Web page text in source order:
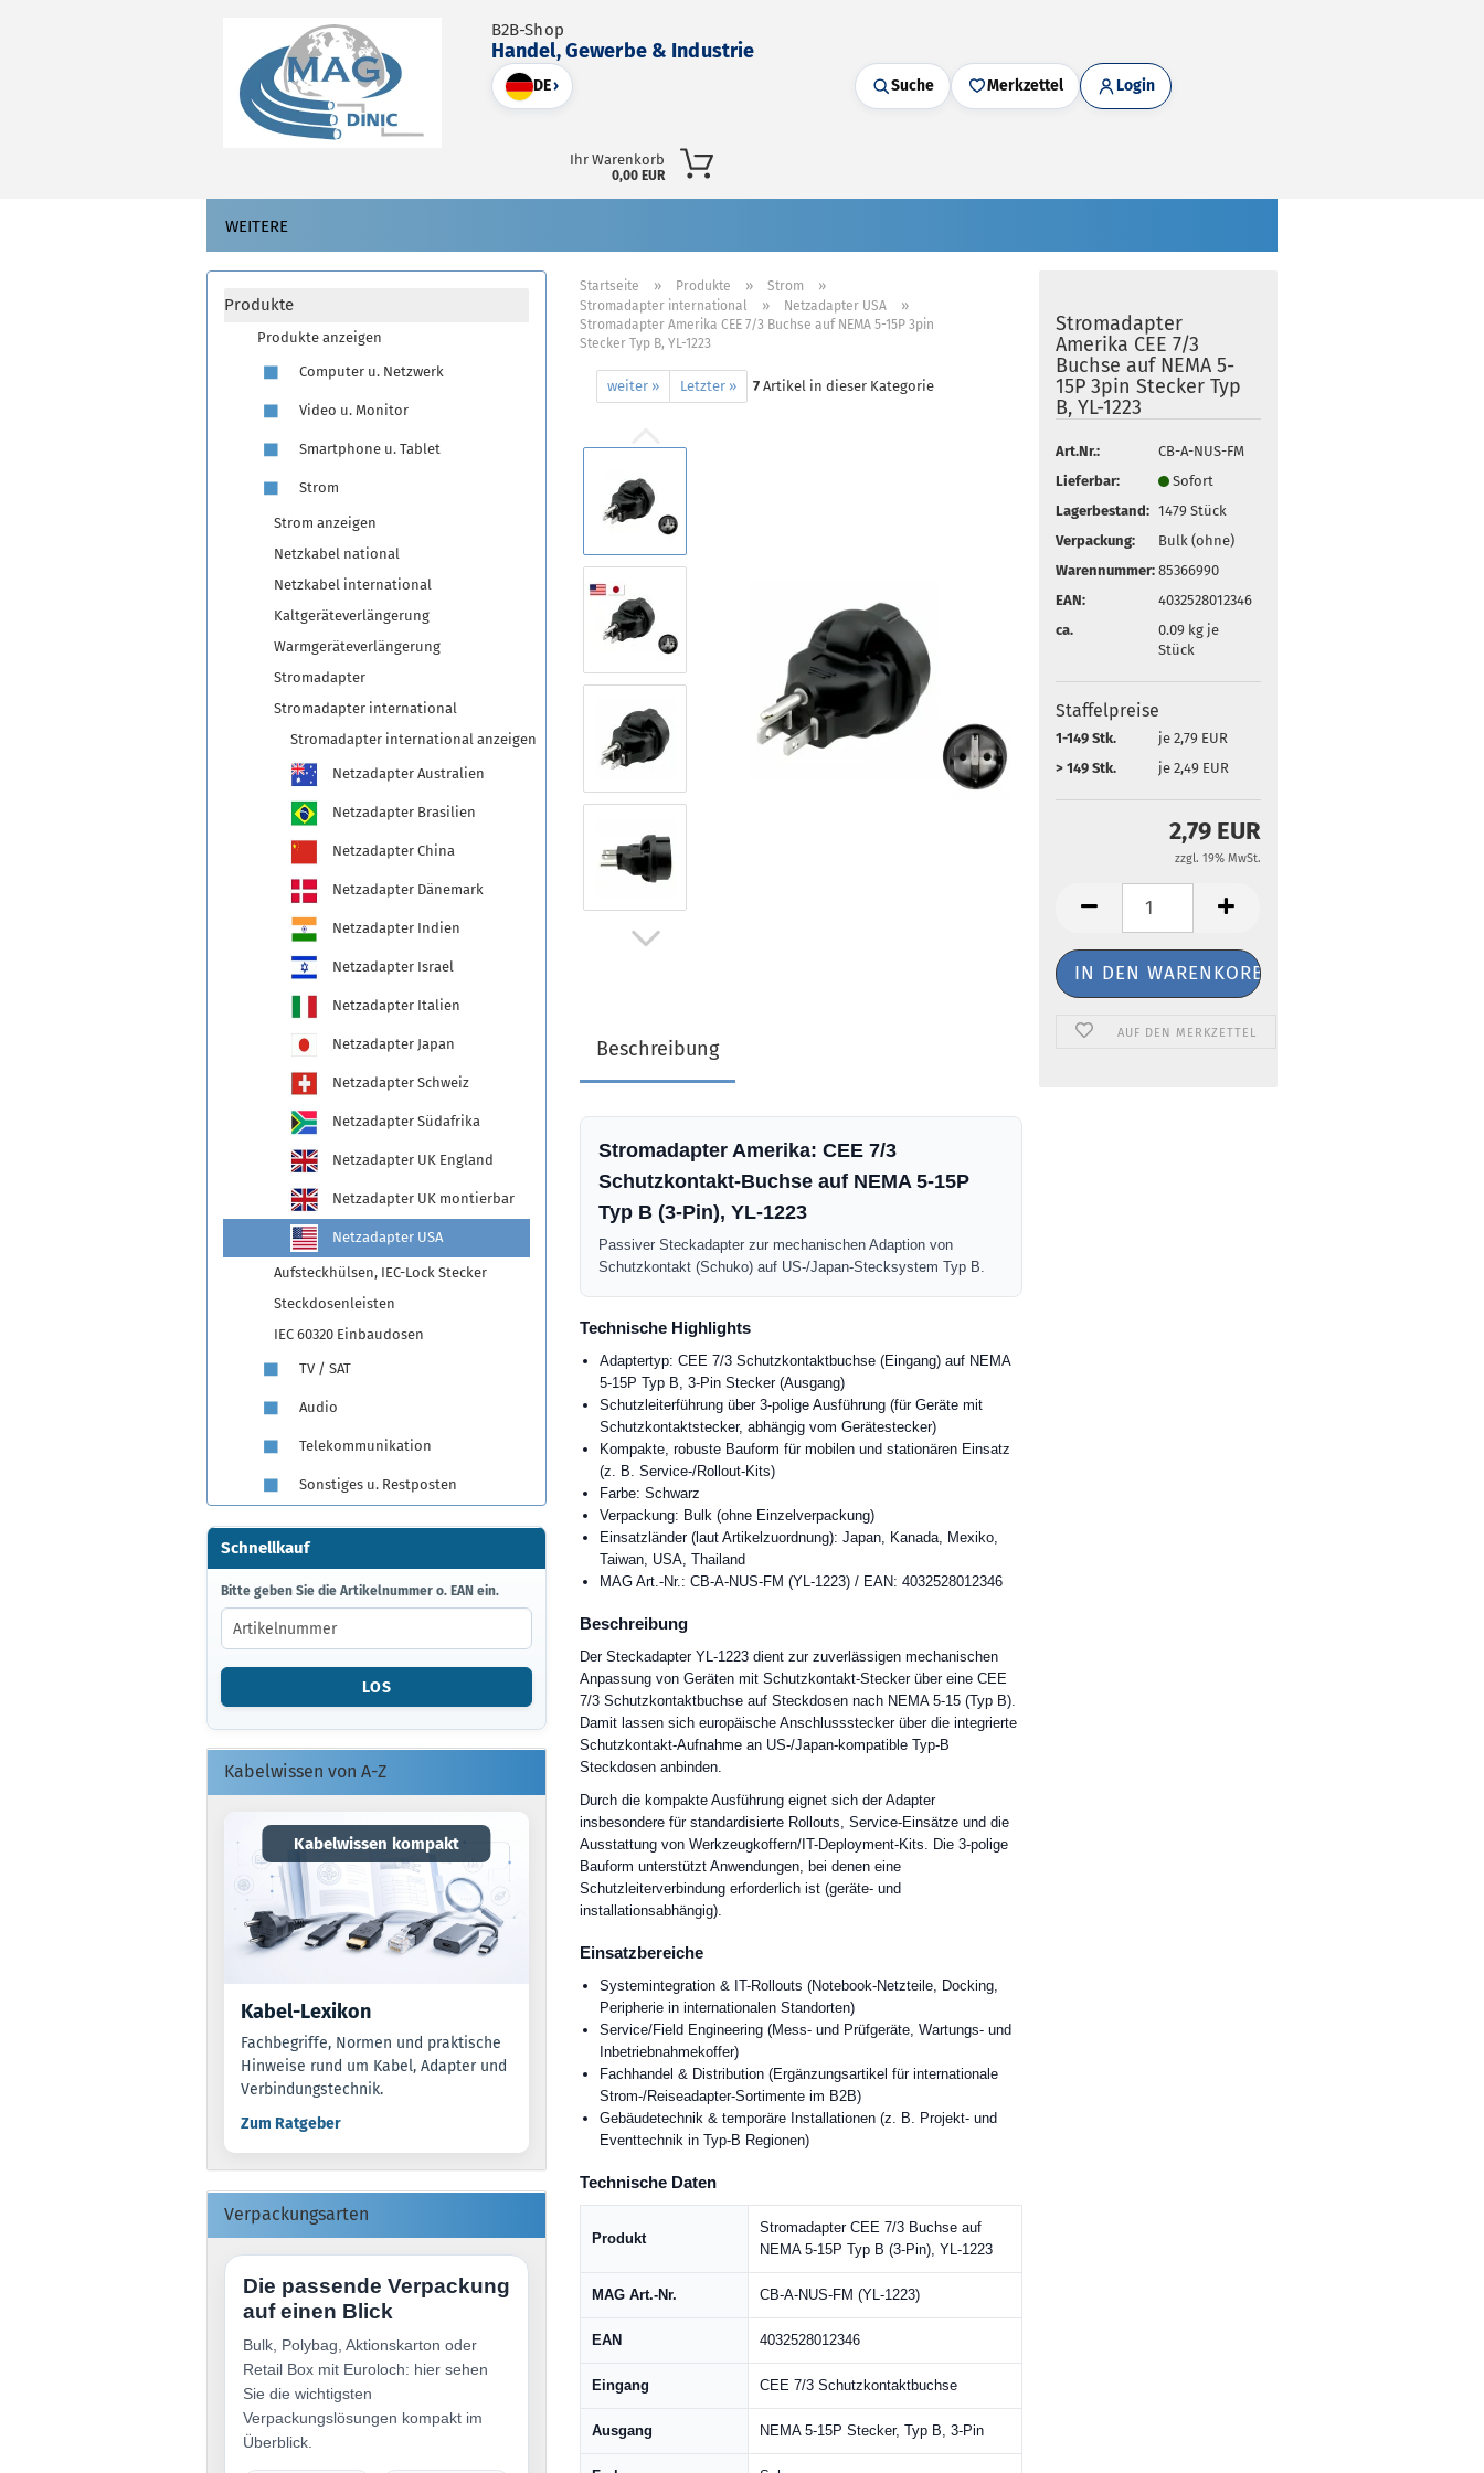
B2B-Shop
Handel, Gewerbe & Industrie
DE› Suche Merkzettel Login
Ihr Warenkorb
0,00 EUR
WEITERE
Startseite » Produkte » Strom »
Stromadapter international » Netzadapter USA »
Stromadapter Amerika CEE 7/3 Buchse auf NEMA 5-15P 3pin
Stecker Typ B, YL-1223
weiter » Letzter » 7 Artikel in dieser Kategorie
Stromadapter
Amerika CEE 7/3
Buchse auf NEMA 5-
15P 3pin Stecker Typ
B, YL-1223
Art.Nr.:
CB-A-NUS-FM
Lieferbar:
Sofort
Lagerbestand: 1479 Stück
Verpackung:
Bulk (ohne)
Warennummer: 85366990
EAN:
4032528012346
ca.
0.09kg je
Stück
Staffelpreise
1-149 Stk.
je 2,79 EUR
> 149 Stk.
je 2,49 EUR
2,79 EUR
zzgl. 19% MwSt.
AUF DEN MERKZETTEL
Beschreibung
Stromadapter Amerika: CEE 7/3
Schutzkontakt-Buchse auf NEMA 5-15P
Typ B (3-Pin), YL-1223
Passiver Steckadapter zur mechanischen Adaption von
Schutzkontakt (Schuko) auf US-/Japan-Stecksystem Typ B.
Technische Highlights
Adaptertyp: CEE 7/3 Schutzkontaktbuchse (Eingang) auf NEMA
5-15P Typ B, 3-Pin Stecker (Ausgang)
Schutzleiterführung über 3-polige Ausführung (für Geräte mit
Schutzkontaktstecker, abhängig vom Gerätestecker)
Kompakte, robuste Bauform für mobilen und stationären Einsatz
(z. B. Service-/Rollout-Kits)
Farbe: Schwarz
Verpackung: Bulk (ohne Einzelverpackung)
Einsatzländer (laut Artikelzuordnung): Japan, Kanada, Mexiko,
Taiwan, USA, Thailand
MAG Art.-Nr.: CB-A-NUS-FM (YL-1223) / EAN: 4032528012346
Beschreibung
Der Steckadapter YL-1223 dient zur zuverlässigen mechanischen
Anpassung von Geräten mit Schutzkontakt-Stecker über eine CEE
7/3 Schutzkontaktbuchse auf Steckdosen nach NEMA 5-15 (Typ B).
Damit lassen sich europäische Anschlussstecker über die integrierte
Schutzkontakt-Aufnahme an US-/Japan-kompatible Typ-B
Steckdosen anbinden.
Durch die kompakte Ausführung eignet sich der Adapter
insbesondere für standardisierte Rollouts, Service-Einsätze und die
Ausstattung von Werkzeugkoffern/IT-Deployment-Kits. Die 3-polige
Bauform unterstützt Anwendungen, bei denen eine
Schutzleiterverbindung erforderlich ist (geräte- und
installationsabhängig).
Einsatzbereiche
Systemintegration & IT-Rollouts (Notebook-Netzteile, Docking,
Peripherie in internationalen Standorten)
Service/Field Engineering (Mess- und Prüfgeräte, Wartungs- und
Inbetriebnahmekoffer)
Fachhandel & Distribution (Ergänzungsartikel für internationale
Strom-/Reiseadapter-Sortimente im B2B)
Gebäudetechnik & temporäre Installationen (z. B. Projekt- und
Eventtechnik in Typ-B Regionen)
Technische Daten
Produkt
Stromadapter CEE 7/3 Buchse auf
NEMA 5-15P Typ B (3-Pin), YL-1223
MAG Art.-Nr. CB-A-NUS-FM (YL-1223)
EAN 4032528012346
Eingang CEE 7/3 Schutzkontaktbuchse
Ausgang NEMA 5-15P Stecker, Typ B, 3-Pin
Produkte
Produkte anzeigen
Computer u. Netzwerk
Video u. Monitor
Smartphone u. Tablet
Strom
Strom anzeigen
Netzkabel national
Netzkabel international
Kaltgeräteverlängerung
Warmgeräteverlängerung
Stromadapter
Stromadapter international
Stromadapter international anzeigen
Netzadapter Australien
Netzadapter Brasilien
Netzadapter China
Netzadapter Dänemark
Netzadapter Indien
Netzadapter Israel
Netzadapter Italien
Netzadapter Japan
Netzadapter Schweiz
Netzadapter Südafrika
Netzadapter UK England
Netzadapter UK montierbar
Netzadapter USA
Aufsteckhülsen, IEC-Lock Stecker
Steckdosenleisten
IEC 60320 Einbaudosen
TV / SAT
Audio
Telekommunikation
Sonstiges u. Restposten
Schnellkauf
BITTE
GEBEN
SIE
DIE
ARTIKELNUMMER
EAN
EIN.
Bitte geben Sie die Artikelnummer o. EAN ein.
LOS
Kabelwissen von A-Z
Kabelwissen kompakt
Kabel-Lexikon
Fachbegriffe, Normen und praktische
Hinweise rund um Kabel, Adapter und
Verbindungstechnik.
Zum Ratgeber
Verpackungsarten
Die passende Verpackung
auf einen Blick
Bulk, Polybag, Aktionskarton oder
Retail Box mit Euroloch: hier sehen
Sie die wichtigsten
Verpackungslösungen kompakt im
Überblick.